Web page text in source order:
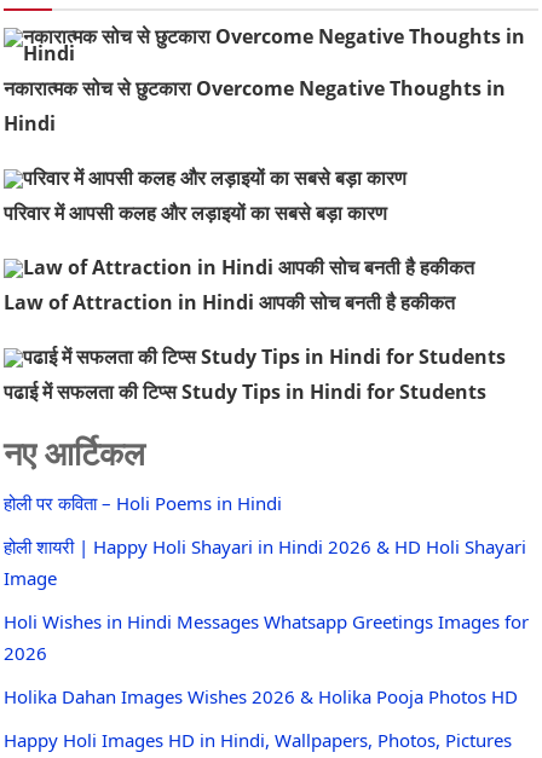
नकारात्मक सोच से छुटकारा Overcome Negative Thoughts in
Hindi
परिवार में आपसी कलह और लड़ाइयों का सबसे बड़ा कारण
Law of Attraction in Hindi आपकी सोच बनती है हकीकत
पढाई में सफलता की टिप्स Study Tips in Hindi for Students
नए आर्टिकल
होली पर कविता – Holi Poems in Hindi
होली शायरी | Happy Holi Shayari in Hindi 2026 & HD Holi Shayari
Image
Holi Wishes in Hindi Messages Whatsapp Greetings Images for
2026
Holika Dahan Images Wishes 2026 & Holika Pooja Photos HD
Happy Holi Images HD in Hindi, Wallpapers, Photos, Pictures